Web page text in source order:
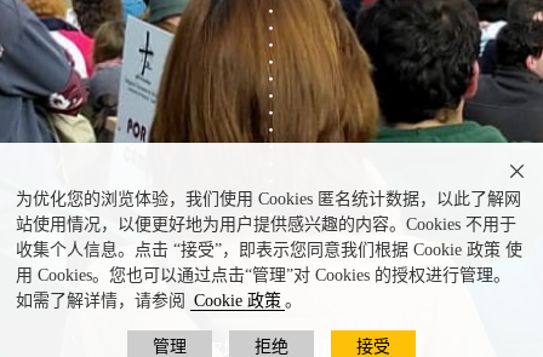
为优化您的浏览体验，我们使用 Cookies 匿名统计数据，以此了解网
站使用情况，以便更好地为用户提供感兴趣的内容。Cookies 不用于
收集个人信息。点击 “接受”，即表示您同意我们根据 Cookie 政策 使
用 Cookies。您也可以通过点击“管理”对 Cookies 的授权进行管理。
如需了解详情，请参阅
Cookie 政策 。
管理 拒绝 接受

哈维尔城堡。（纳瓦拉）